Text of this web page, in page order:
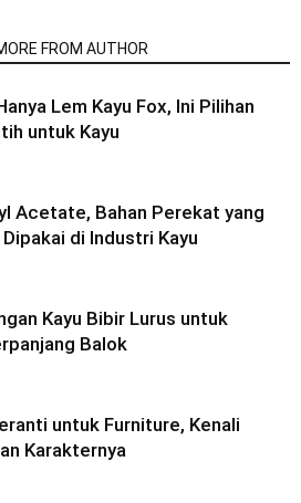
FROM AUTHOR
Lem Kayu Fox, Ini Pilihan
untuk Kayu
Acetate, Bahan Perekat yang
Dipakai di Industri Kayu
Kayu Bibir Lurus untuk
Balok
untuk Furniture, Kenali
Karakternya